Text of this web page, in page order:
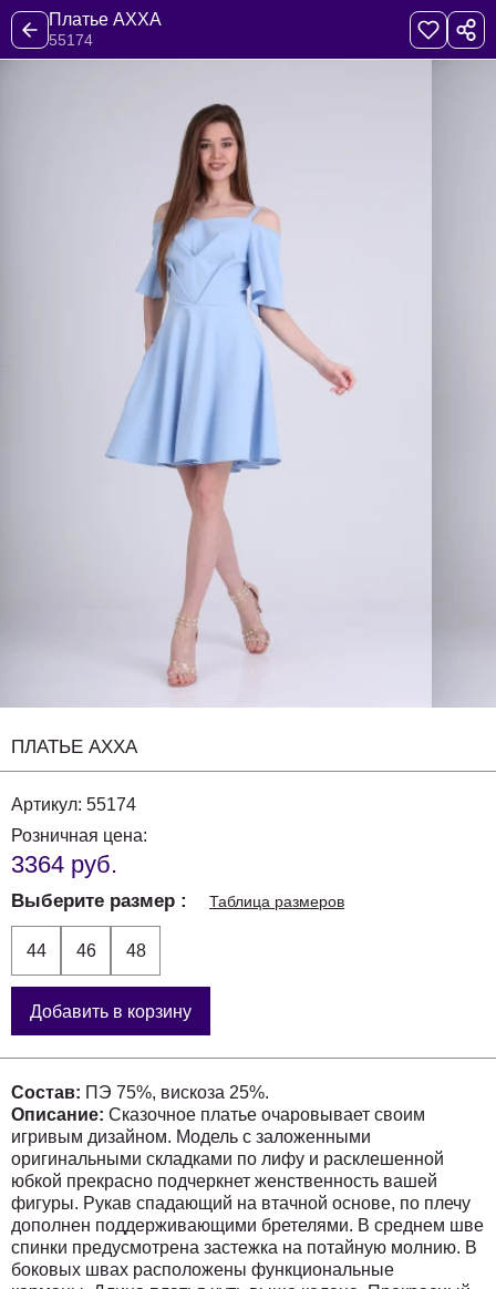
Платье AXXA
55174
ПЛАТЬЕ AXXA
Артикул: 55174
Розничная цена:
3364 руб.
Выберите размер Таблица размеров
44 46 48
Добавить в корзину
Состав: ПЭ 75%, вискоза 25%.
Описание: Сказочное платье очаровывает своим
игривым дизайном. Модель с заложенными
оригинальными складками по лифу и расклешенной
юбкой прекрасно подчеркнет женственность вашей
фигуры. Рукав спадающий на втачной основе, по плечу
дополнен поддерживающими бретелями. В среднем шве
спинки предусмотрена застежка на потайную молнию. В
боковых швах расположены функциональные